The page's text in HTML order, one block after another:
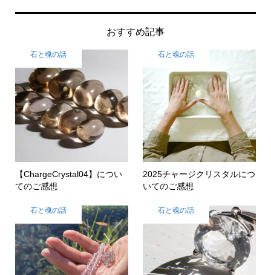
おすすめ記事
石と魂の話
【ChargeCrystal04】につい
てのご感想
石と魂の話
2025チャージクリスタルにつ
いてのご感想
石と魂の話 石と魂の話